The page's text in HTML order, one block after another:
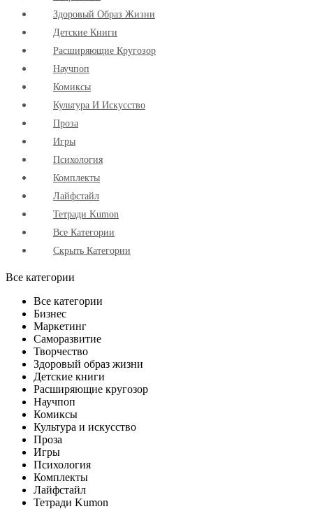
Здоровый Образ Жизни
Детские Книги
Расширяющие Кругозор
Научпоп
Комиксы
Культура И Искусство
Проза
Игры
Психология
Комплекты
Лайфстайл
Тетради Kumon
Все Категории
Скрыть Категории
Все категории
Все категории
Бизнес
Маркетинг
Саморазвитие
Творчество
Здоровый образ жизни
Детские книги
Расширяющие кругозор
Научпоп
Комиксы
Культура и искусство
Проза
Игры
Психология
Комплекты
Лайфстайл
Тетради Kumon